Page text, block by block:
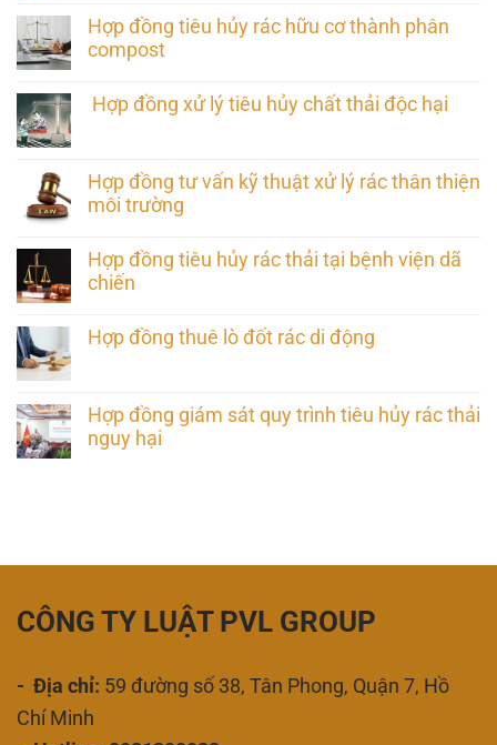
Hợp đồng tiêu hủy rác hữu cơ thành phân
compost
Hợp đồng xử lý tiêu hủy chất thải độc hại
Hợp đồng tư vấn kỹ thuật xử lý rác thân thiện
môi trường
Hợp đồng tiêu hủy rác thải tại bệnh viện dã
chiến
Hợp đồng thuê lò đốt rác di động
Hợp đồng giám sát quy trình tiêu hủy rác thải
nguy hại
CÔNG TY LUẬT PVL GROUP
- Địa chỉ: 59 đường số 38, Tân Phong, Quận 7, Hồ
Chí Minh